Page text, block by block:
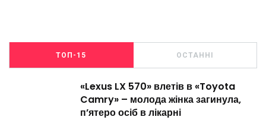
ТОП-15 ОСТАННІ
«Lexus LX 570» влетів в «Toyota
Camry» – молода жінка загинула,
п’ятеро осіб в лікарні